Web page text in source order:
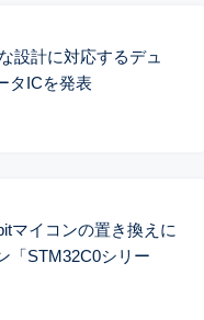
設計に対応するデュ
タICを発表
マイコンの置き換えに
「STM32C0シリー